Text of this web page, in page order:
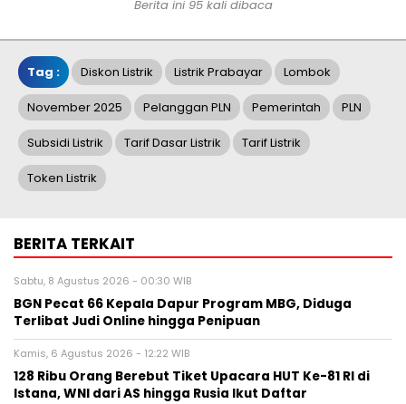
Berita ini 95 kali dibaca
Tag : Diskon Listrik Listrik Prabayar Lombok
November 2025 Pelanggan PLN Pemerintah PLN
Subsidi Listrik Tarif Dasar Listrik Tarif Listrik
Token Listrik
BERITA TERKAIT
Sabtu, 8 Agustus 2026 - 00:30 WIB
BGN Pecat 66 Kepala Dapur Program MBG, Diduga
Terlibat Judi Online hingga Penipuan
Kamis, 6 Agustus 2026 - 12:22 WIB
128 Ribu Orang Berebut Tiket Upacara HUT Ke-81 RI di
Istana, WNI dari AS hingga Rusia Ikut Daftar